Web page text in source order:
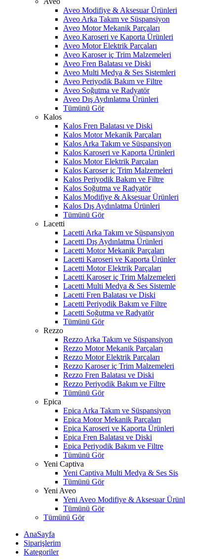
Aveo Modifiye & Aksesuar Ürünleri
Aveo Arka Takım ve Süspansiyon
Aveo Motor Mekanik Parçaları
Aveo Karoseri ve Kaporta Ürünleri
Aveo Motor Elektrik Parçaları
Aveo Karoser iç Trim Malzemeleri
Aveo Fren Balatası ve Diski
Aveo Multi Medya & Ses Sistemleri
Aveo Periyodik Bakım ve Filtre
Aveo Soğutma ve Radyatör
Aveo Dış Aydınlatma Ürünleri
Tümünü Gör
Kalos
Kalos Fren Balatası ve Diski
Kalos Motor Mekanik Parçaları
Kalos Arka Takım ve Süspansiyon
Kalos Karoseri ve Kaporta Ürünleri
Kalos Motor Elektrik Parçaları
Kalos Karoser iç Trim Malzemeleri
Kalos Periyodik Bakım ve Filtre
Kalos Soğutma ve Radyatör
Kalos Modifiye & Aksesuar Ürünleri
Kalos Dış Aydınlatma Ürünleri
Tümünü Gör
Lacetti
Lacetti Arka Takım ve Süspansiyon
Lacetti Dış Aydınlatma Ürünleri
Lacetti Motor Mekanik Parçaları
Lacetti Karoseri ve Kaporta Ürünler
Lacetti Motor Elektrik Parçaları
Lacetti Karoser iç Trim Malzemeleri
Lacetti Multi Medya & Ses Sistemle
Lacetti Fren Balatası ve Diski
Lacetti Periyodik Bakım ve Filtre
Lacetti Soğutma ve Radyatör
Tümünü Gör
Rezzo
Rezzo Arka Takım ve Süspansiyon
Rezzo Motor Mekanik Parçaları
Rezzo Motor Elektrik Parçaları
Rezzo Karoser iç Trim Malzemeleri
Rezzo Fren Balatası ve Diski
Rezzo Periyodik Bakım ve Filtre
Tümünü Gör
Epica
Epica Arka Takım ve Süspansiyon
Epica Motor Mekanik Parçaları
Epica Karoseri ve Kaporta Ürünleri
Epica Fren Balatası ve Diski
Epica Periyodik Bakım ve Filtre
Tümünü Gör
Yeni Captiva
Yeni Captiva Multi Medya & Ses Sis
Tümünü Gör
Yeni Aveo
Yeni Aveo Modifiye & Aksesuar Ürünl
Tümünü Gör
Tümünü Gör
AnaSayfa
Siparişlerim
Kategoriler